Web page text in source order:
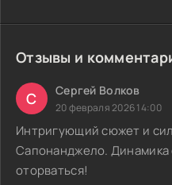
Отзывы и
С Сергей Волков
20 февраля 2026 14:00
Интригующий сюжет и
Сапонанджело. Динамика
оторваться!